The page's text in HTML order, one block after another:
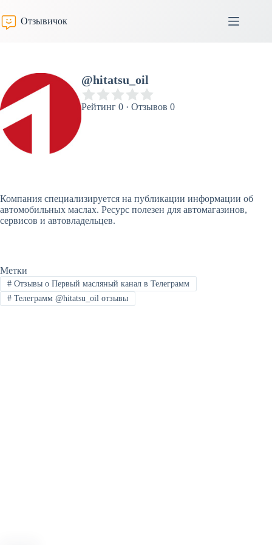
к
сути
Отзывичок
@hitatsu_oil
Рейтинг 0 · Отзывов 0
Компания специализируется на публикации информации об
автомобильных маслах. Ресурс полезен для автомагазинов,
сервисов и автовладельцев.
Метки
#Отзывы о Первый масляный канал в Телеграмм
#Телеграмм @hitatsu_oil отзывы